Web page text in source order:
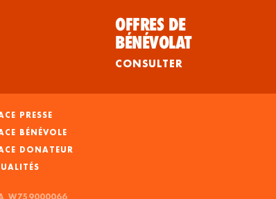
OFFRES DE
BÉNÉVOLAT
CONSULTER
PRESSE
BÉNÉVOLE
DONATEUR
W759000066